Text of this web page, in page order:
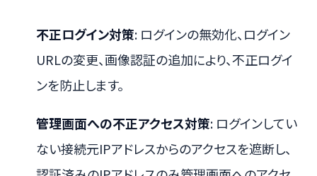
不正ログイン対策: ログインの無効化、ログイン
URLの変更、画像認証の追加により、不正ログイ
ンを防止します。
管理画面への不正アクセス対策: ログインしてい
ない接続元IPアドレスからのアクセスを遮断し、